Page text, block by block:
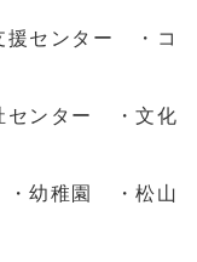
センター ・コ
センター ・文化
幼稚園 ・松山